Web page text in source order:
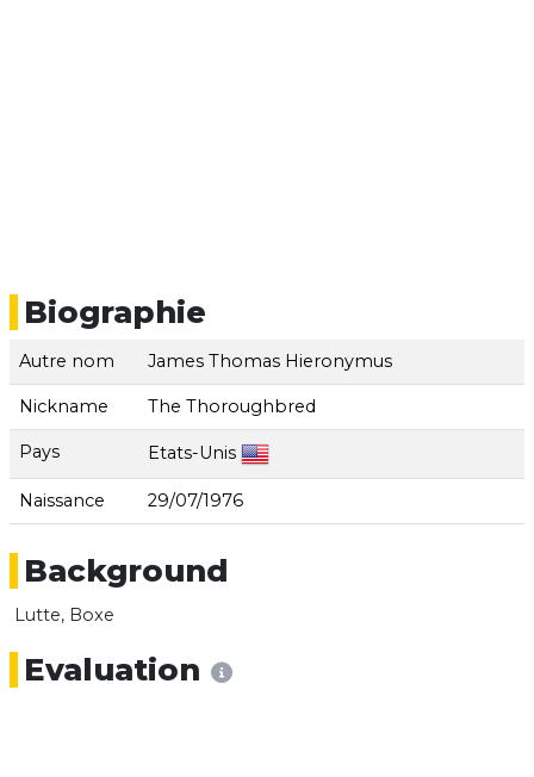
Biographie
Autre nom James Thomas Hieronymus
Nickname The Thoroughbred
Pays Etats-Unis
Naissance 29/07/1976
Background
Lutte, Boxe
Evaluation